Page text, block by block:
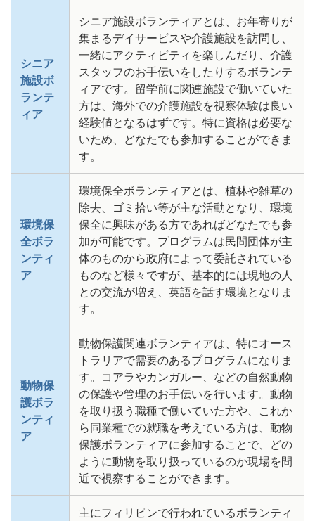
シニア
施設ボ
ランテ
ィア
シニア施設ボランティアとは、お年寄りが
集まるデイサービスや介護施設を訪問し、
一緒にアクティビティを楽しんだり、介護
スタッフのお手伝いをしたりするボランテ
ィアです。留学前に関連施設で働いていた
方は、海外での介護施設を視察体験は良い
経験値となるはずです。特に資格は必要な
いため、どなたでも参加することができま
す。
環境保
全ボラ
ンティ
ア
環境保全ボランティアとは、植林や雑草の
除去、ゴミ拾い等が主な活動となり、環境
保全に興味がある方であればどなたでも参
加が可能です。プログラムは民間団体が主
体のものから政府によって委託されている
ものなど様々ですが、基本的には現地の人
との交流が増え、英語を話す環境となりま
す。
動物保
護ボラ
ンティ
ア
動物保護関連ボランティアは、特にオース
トラリアで需要のあるプログラムになりま
す。コアラやカンガルー、などの自然動物
の保護や管理のお手伝いを行います。動物
を取り扱う職種で働いていた方や、これか
ら同業種での就職を考えている方は、動物
保護ボランティアに参加することで、どの
ように動物を取り扱っているのか現場を間
近で視察することができます。
主にフィリピンで行われているボランティ